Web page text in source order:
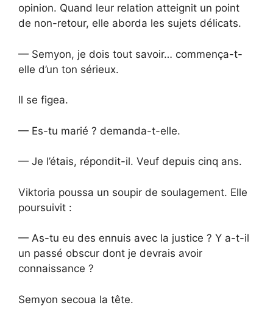
opinion. Quand leur relation atteignit un point
de non-retour, elle aborda les sujets délicats.
— Semyon, je dois tout savoir… commença-t-
elle d’un ton sérieux.
Il se figea.
— Es-tu marié ? demanda-t-elle.
— Je l’étais, répondit-il. Veuf depuis cinq ans.
Viktoria poussa un soupir de soulagement. Elle
poursuivit :
— As-tu eu des ennuis avec la justice ? Y a-t-il
un passé obscur dont je devrais avoir
connaissance ?
Semyon secoua la tête.